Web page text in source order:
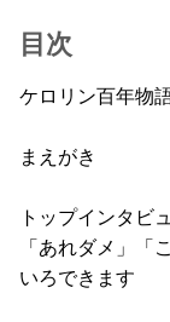
目次
ケロリン百年物
まえがき
トップインタ
「あれダメ」「
いろできます